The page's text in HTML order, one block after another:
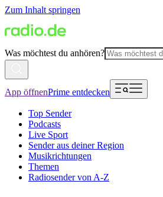
Zum Inhalt springen
Was möchtest du anhören?
App öffnenPrime entdecken
Top Sender
Podcasts
Live Sport
Sender aus deiner Region
Musikrichtungen
Themen
Radiosender von A-Z